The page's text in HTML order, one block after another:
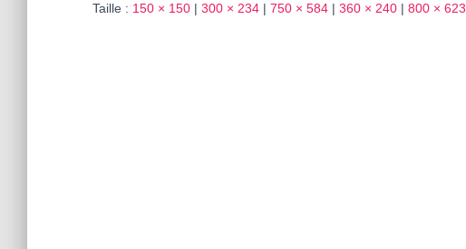
Taille : 150 × 150 | 300 × 234 | 750 × 584 | 360 × 240 | 800 × 623